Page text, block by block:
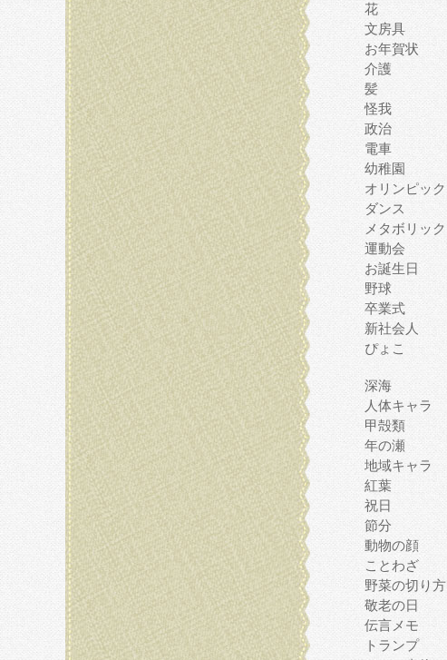
花
文房具
お年賀状
介護
髪
怪我
政治
電車
幼稚園
オリンピック
ダンス
メタボリック
運動会
お誕生日
野球
卒業式
新社会人
ぴょこ
深海
人体キャラ
甲殻類
年の瀬
地域キャラ
紅葉
祝日
節分
動物の顔
ことわざ
野菜の切り方
敬老の日
伝言メモ
トランプ